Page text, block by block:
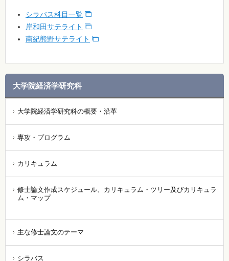
シラバス科目一覧
岸和田サテライト
南紀熊野サテライト
大学院経済学研究科
大学院経済学研究科の概要・沿革
専攻・プログラム
カリキュラム
修士論文作成スケジュール、カリキュラム・ツリー及びカリキュラ
ム・マップ
主な修士論文のテーマ
シラバス